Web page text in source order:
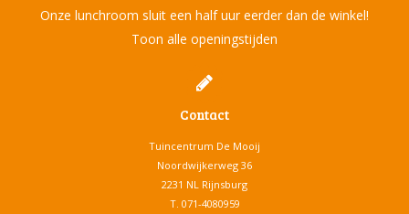
Onze lunchroom sluit een half uur eerder dan de winkel!
Toon alle openingstijden
Contact
Tuincentrum De Mooij
Noordwijkerweg 36
2231 NL Rijnsburg
T. 071-4080959